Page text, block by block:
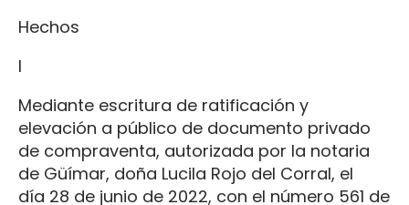
Hechos
I
Mediante escritura de ratificación y
elevación a público de documento privado
de compraventa, autorizada por la notaria
de Güímar, doña Lucila Rojo del Corral, el
día 28 de junio de 2022, con el número 561 de